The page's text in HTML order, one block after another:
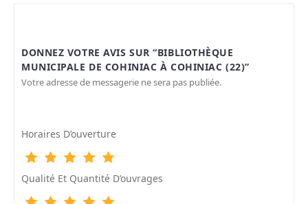
DONNEZ VOTRE AVIS SUR “BIBLIOTHÈQUE
MUNICIPALE DE COHINIAC À COHINIAC (22)”
Votre adresse de messagerie ne sera pas publiée.
Horaires D’ouverture
Qualité Et Quantité D’ouvrages